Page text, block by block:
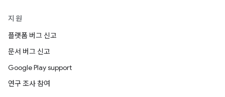
지원
플랫폼 버그 신고
문서 버그 신고
Google Play support
연구 조사 참여